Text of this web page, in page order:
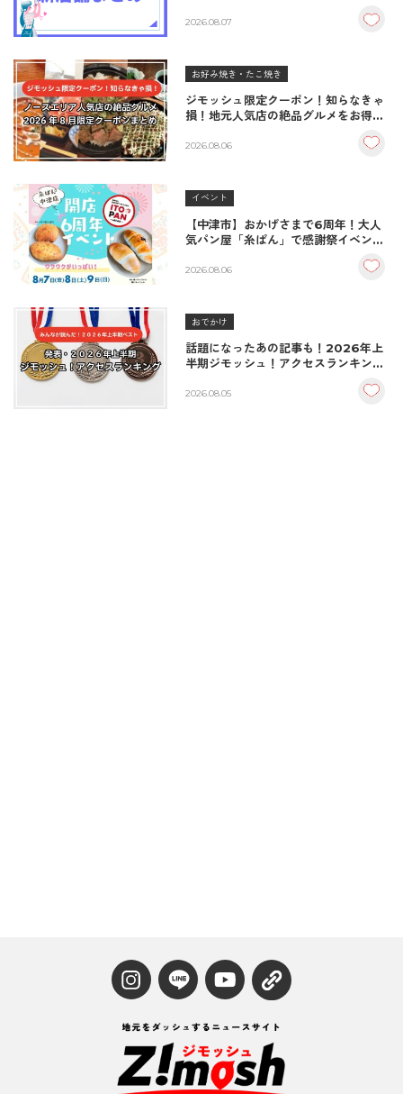
2026.08.07
お好み焼き・たこ焼き
ジモッシュ限定クーポン！知らなきゃ
損！地元人気店の絶品グルメをお得に
2026.08.06
イベント
【中津市】おかげさまで6周年！大人
気パン屋「糸ぱん」で感謝祭イベント
♪（8/7〜8/9）
2026.08.06
おでかけ
話題になったあの記事も！2026年上
半期ジモッシュ！アクセスランキング
2026.08.05